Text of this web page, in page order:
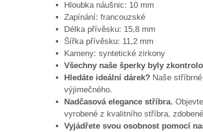
Hloubka náušnic: 10 mm
Zapínání: francouzské
Délka přívěsku: 15,8 mm
Šířka přívěsku: 11,2 mm
Kameny: syntetické zirkony
Všechny naše šperky byly
Hledáte ideální dárek? Naše
výjimečného.
Nadčasová elegance stříbra.
vyrobené z kvalitního stříbra,
Vyjádřete svou osobnost pomocí